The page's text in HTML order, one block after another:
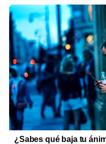
¿Sabes qué baja tu